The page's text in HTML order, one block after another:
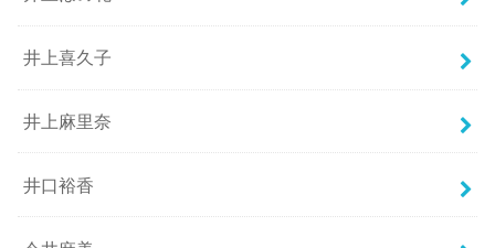
井上喜久子
井上麻里奈
井口裕香